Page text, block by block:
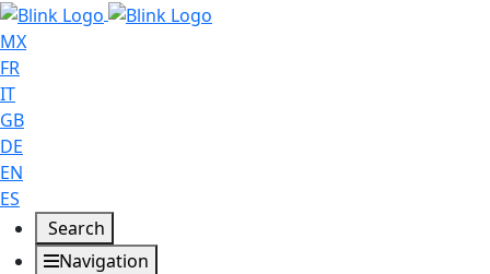
MX
FR
IT
GB
DE
EN
ES
Search
Navigation